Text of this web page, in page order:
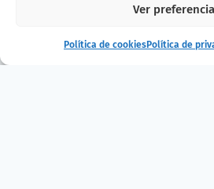
Ver
Política de cookiesPolítica de